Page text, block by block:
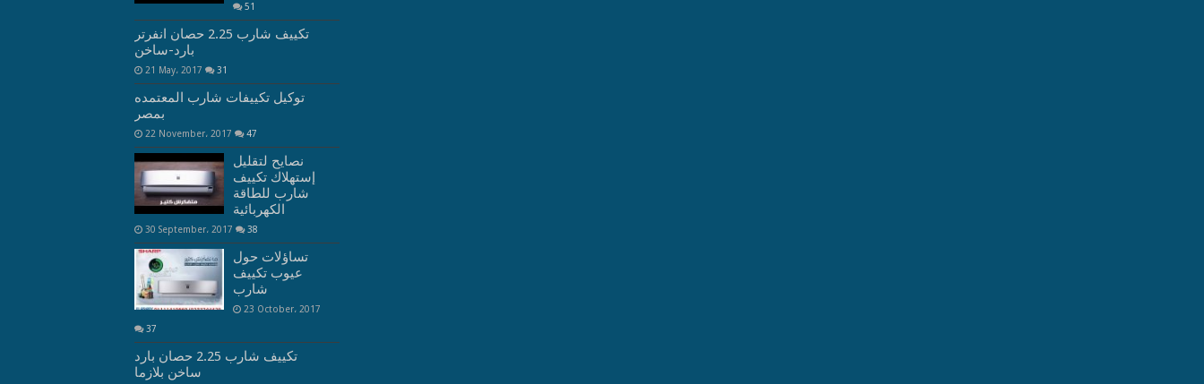
51
تكييف شارب 2.25 حصان انفرتر
بارد-ساخن
21 May، 2017 31
توكيل تكييفات شارب المعتمده
بمصر
22 November، 2017 47
نصايح لتقليل
إستهلاك تكييف
شارب للطاقة
الكهربائية
30 September، 2017 38
تساؤلات حول
عيوب تكييف
شارب
23 October، 2017
37
تكييف شارب 2.25 حصان بارد
ساخن بلازما